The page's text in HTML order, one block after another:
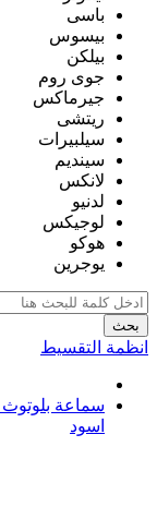
باسى
بيسوس
بيلكن
جوى روم
جيرماكس
ريتشى
سيلبيرات
سينديم
لانكس
لدنيو
لوجيكس
هوكو
يوجرين
بحث
انظمة التقسيط
اسود